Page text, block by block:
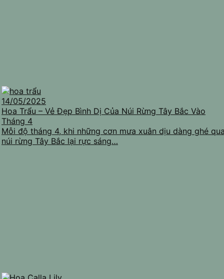
14/05/2025
Hoa Trẩu – Vẻ Đẹp Bình Dị Của Núi Rừng Tây Bắc Vào
Tháng 4
Mỗi độ tháng 4, khi những cơn mưa xuân dịu dàng ghé
núi rừng Tây Bắc lại rực sáng…